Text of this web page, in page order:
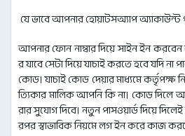
যে ভাবে আপনার হোয়াটসঅ্যাপ
আপনার ফোন নাম্বার দিয়ে সাইন ইন
র যাবে সেটা দিয়ে যাচাই করতে হবে যদি না
কোড। যাচাই কোড দেয়ার মাধ্যমে কর্তৃপক্ষ
ত্যিকার মালিক আপনি কি না। কোড দিলে
রার সুযোগ দিবে। নতুন পাসওয়ার্ড দিয়ে
রপর স্বাভাবিক নিয়মে লগ ইন করে কাজ